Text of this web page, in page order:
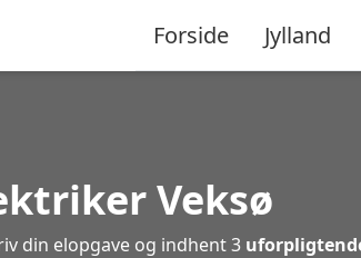
Forside Jylland
Veksø
din elopgave og indhent 3